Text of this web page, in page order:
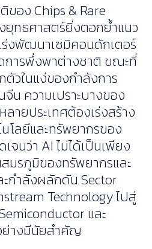
ของ Chips & Rare
ยุทธศาสตร์ยิ่งตอกย้ำแนว
ร่งพัฒนาเซมิคอนดักเตอร์
การพึ่งพาต่างชาติ ขณะที่
ตัวในแง่ของกำลังการ
น ความเปราะบางของ
ายประเทศต้องเร่งสร้าง
โลยีและทรัพยากรของ
จนว่า AI ไม่ได้เป็นเพียง
มรภูมิของทรัพยากรและ
กำลังผลักดัน Sector
Technology ไปสู่
และ
ย่างมีนัยสำคัญ